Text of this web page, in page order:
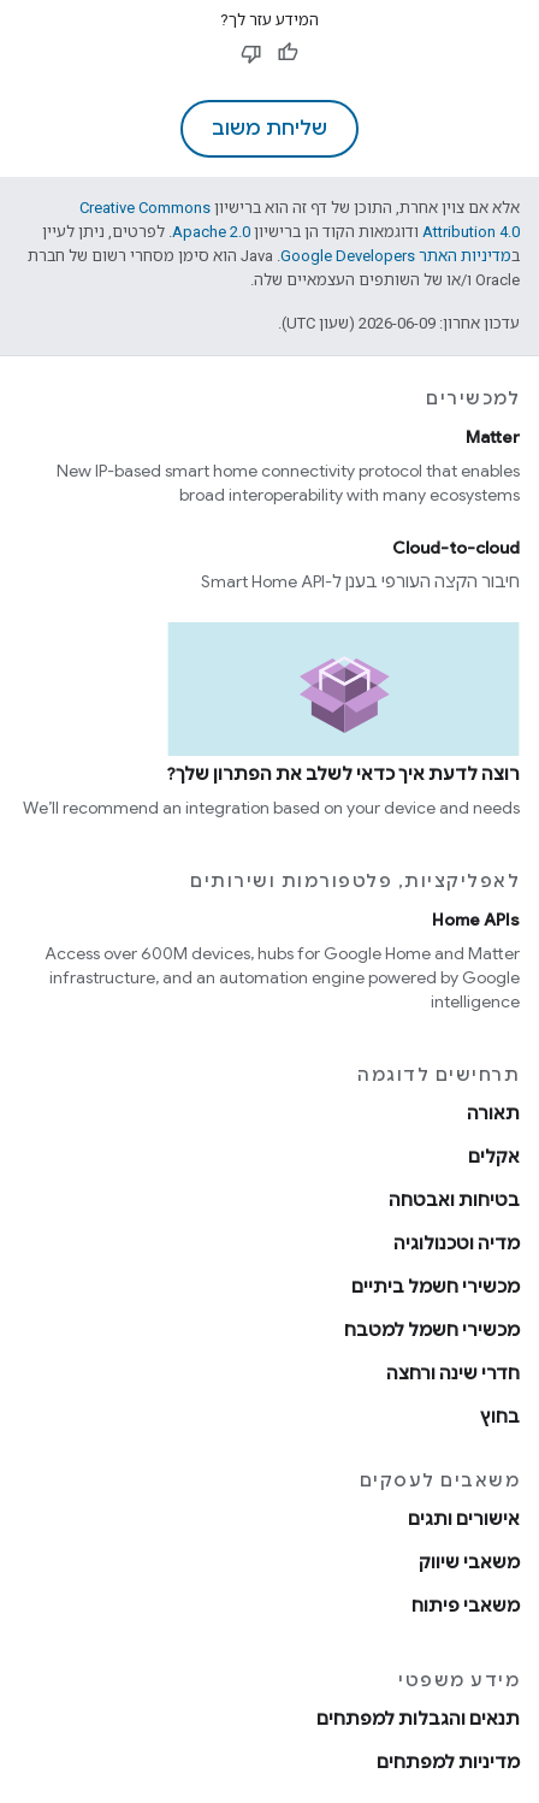
המידע עזר לך?
שליחת משוב
אלא אם צוין אחרת, התוכן של דף זה הוא ברישיון Creative Commons
Attribution 4.0 ודוגמאות הקוד הן ברישיון Apache 2.0. לפרטים, ניתן לעיין
במדיניות האתר Google Developers‏
.‏ Java הוא סימן מסחרי רשום של חברת
Oracle ו/או של השותפים העצמאיים שלה.
עדכון אחרון: 2026-06-09 (שעון UTC).
למכשירים
Matter
New IP-based smart home connectivity protocol that enables
broad interoperability with many ecosystems
Cloud-to-cloud
חיבור הקצה העורפי בענן ל-Smart Home API
רוצה לדעת איך כדאי לשלב את הפתרון שלך?
We’ll recommend an integration based on your device and needs
לאפליקציות, פלטפורמות ושירותים
Home APIs
Access over 600M devices, hubs for Google Home and Matter
infrastructure, and an automation engine powered by Google
intelligence
תרחישים לדוגמה
תאורה
אקלים
בטיחות ואבטחה
מדיה וטכנולוגיה
מכשירי חשמל ביתיים
מכשירי חשמל למטבח
חדרי שינה ורחצה
בחוץ
משאבים לעסקים
אישורים ותגים
משאבי שיווק
משאבי פיתוח
מידע משפטי
תנאים והגבלות למפתחים
מדיניות למפתחים